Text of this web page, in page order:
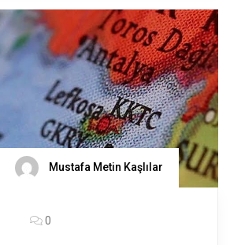
Mustafa Metin Kaşlılar
0